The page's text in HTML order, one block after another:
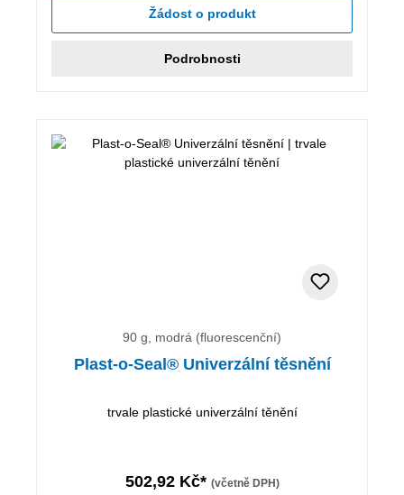
Žádost o produkt
Podrobnosti
90 g, modrá (fluorescenční)
Plast-o-Seal® Univerzální těsnění
trvale plastické univerzální těnění
502,92 Kč* (včetně DPH)